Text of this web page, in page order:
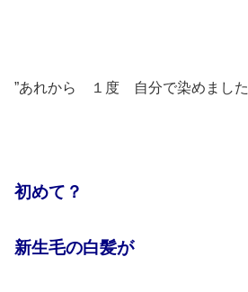
”あれから １度 自分で染めました
初めて？
新生毛の白髪が